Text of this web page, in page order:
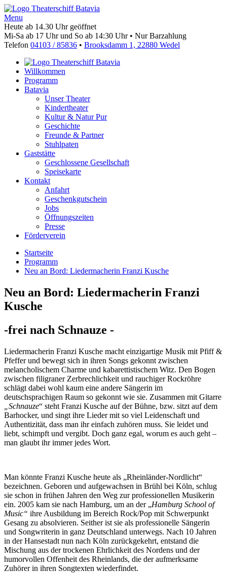
Menu
Heute ab 14.30 Uhr geöffnet
Mi-Sa ab 17 Uhr und So ab 14:30 Uhr • Nur Barzahlung
Telefon 04103 / 85836 • Brooksdamm 1, 22880 Wedel
Willkommen
Programm
Batavia
Unser Theater
Kindertheater
Kultur & Natur Pur
Geschichte
Freunde & Partner
Stuhlpaten
Gaststätte
Geschlossene Gesellschaft
Speisekarte
Kontakt
Anfahrt
Geschenkgutschein
Jobs
Öffnungszeiten
Presse
Förderverein
Startseite
Programm
Neu an Bord: Liedermacherin Franzi Kusche
Neu an Bord: Liedermacherin Franzi
Kusche
-frei nach Schnauze -
Liedermacherin Franzi Kusche macht einzigartige Musik mit Pfiff &
Pfeffer und bewegt sich in ihren Songs gekonnt zwischen
melancholischem Charme und kabarettistischem Witz. Den Bogen
zwischen filigraner Zerbrechlichkeit und rauchiger Rockröhre
schlägt dabei wohl kaum eine andere Sängerin im
deutschsprachigen Raum so gekonnt wie sie. Zusammen mit Gitarre
„Schnauze“ steht Franzi Kusche auf der Bühne, bzw. sitzt auf dem
Barhocker, und singt ihre Lieder mit so viel Leidenschaft und
Authentizität, dass man ihr einfach zuhören muss. Sie leidet und
liebt, schimpft und vergibt. Doch ganz egal, worum es auch geht –
man glaubt ihr immer jedes Wort.
Man könnte Franzi Kusche heute als „Rheinländer-Nordlicht“
bezeichnen. Geboren und aufgewachsen in Brühl bei Köln, schlug
sie schon in frühen Jahren den Weg zur professionellen Musikerin
ein. 2005 kam sie nach Hamburg, um an der „Hamburg School of
Music“ ihre Ausbildung im Bereich Rock/Pop mit Schwerpunkt
Gesang zu absolvieren. Seither ist sie als professionelle Sängerin
und Songwriterin in ganz Deutschland unterwegs. Nach 10 Jahren
in der Hansestadt nun nach Köln zurückgekehrt, entstand die
Mischung aus der trockenen Ehrlichkeit des Nordens und der
humorvollen Offenheit des Rheinlands, die der aufmerksame
Zuhörer in ihren Songtexten wiederfindet.